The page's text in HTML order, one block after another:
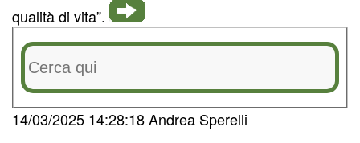
qualità di vita”.
14/03/2025 14:28:18 Andrea Sperelli